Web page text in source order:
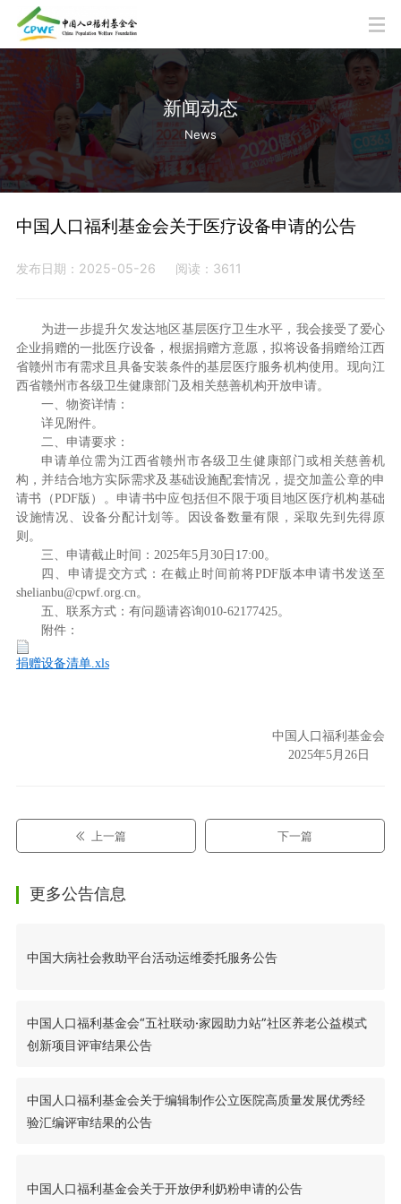
新闻动态
News
中国人口福利基金会关于医疗设备申请的公告
发布日期：2025-05-26 阅读：3611
为进一步提升欠发达地区基层医疗卫生水平，我会接受了爱心
企业捐赠的一批医疗设备，根据捐赠方意愿，拟将设备捐赠给江西
省赣州市有需求且具备安装条件的基层医疗服务机构使用。现向江
西省赣州市各级卫生健康部门及相关慈善机构开放申请。
一、物资详情：
详见附件。
二、申请要求：
申请单位需为江西省赣州市各级卫生健康部门或相关慈善机
构，并结合地方实际需求及基础设施配套情况，提交加盖公章的申
请书（PDF版）。申请书中应包括但不限于项目地区医疗机构基础
设施情况、设备分配计划等。因设备数量有限，采取先到先得原
则。
三、申请截止时间：2025年5月30日17:00。
四、申请提交方式：在截止时间前将PDF版本申请书发送至
shelianbu@cpwf.org.cn。
五、联系方式：有问题请咨询010-62177425。
附件：
捐赠设备清单.xls
中国人口福利基金会
2025年5月26日
上一篇 下一篇
更多公告信息
中国大病社会救助平台活动运维委托服务公告
中国人口福利基金会“五社联动·家园助力站”社区养老公益模式
创新项目评审结果公告
中国人口福利基金会关于编辑制作公立医院高质量发展优秀经
验汇编评审结果的公告
中国人口福利基金会关于开放伊利奶粉申请的公告